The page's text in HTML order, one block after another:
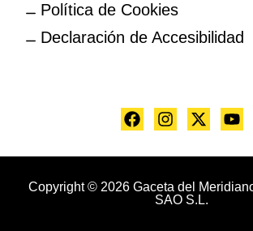
Política de Cookies
Declaración de Accesibilidad
Copyright © 2026 Gaceta del
SAO S.L.